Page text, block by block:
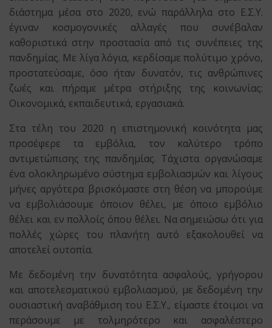
διάστημα μέσα στο 2020, ενώ παράλληλα στο Ε.Σ.Υ.
έγιναν κοσμογονικές αλλαγές που συνέβαλαν
καθοριστικά στην προστασία από τις συνέπειες της
πανδημίας. Με λίγα λόγια, κερδίσαμε πολύτιμο χρόνο,
προστατεύσαμε, όσο ήταν δυνατόν, τις ανθρώπινες
ζωές και πήραμε μέτρα στήριξης της κοινωνίας:
Οικονομικά, εκπαιδευτικά, εργασιακά.
Στα τέλη του 2020 η επιστημονική κοινότητα μας
προσέφερε τα εμβόλια, τον καλύτερο τρόπο
αντιμετώπισης της πανδημίας. Τάχιστα οργανώσαμε
ένα ολοκληρωμένο σύστημα εμβολιασμών και λίγους
μήνες αργότερα βρισκόμαστε στη θέση να μπορούμε
να εμβολιάσουμε όποιον θέλει, με όποιο εμβόλιο
θέλει και εν πολλοίς όπου θέλει. Να σημειώσω ότι για
πολλές χώρες του πλανήτη αυτό εξακολουθεί να
αποτελεί ουτοπία.
Με δεδομένη την δυνατότητα ασφαλούς, γρήγορου
και αποτελεσματικού εμβολιασμού, με δεδομένη την
ουσιαστική αναβάθμιση του Ε.Σ.Υ., είμαστε έτοιμοι να
περάσουμε με τολμηρότερο και ασφαλέστερο